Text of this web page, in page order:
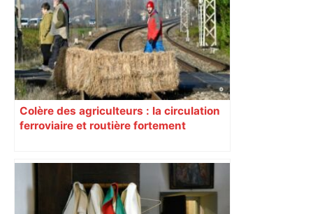
fermé en fin de soirée, voici les
déviations – Actu.fr
Colère des agriculteurs : la circulation
ferroviaire et routière fortement